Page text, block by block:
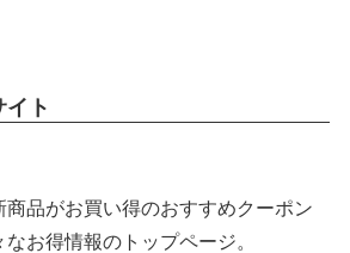
ト
品がお買い得のおすすめクーポン
お得情報のトップページ。